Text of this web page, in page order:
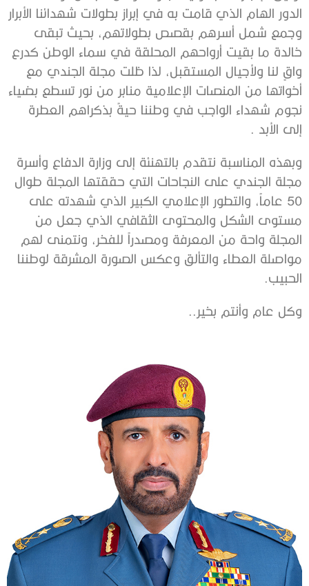
الدور الهام الذي قامت به في إبراز بطولات شهدائنا الأبرار
وجمع شمل أسرهم بقصص بطولاتهم، بحيث تبقى
خالدة ما بقيت أرواحهم المحلقة في سماء الوطن كدرع
واقٍ لنا ولأجيال المستقبل، لذا ظلت مجلة الجندي مع
أخواتها من المنصات الإعلامية منابر من نور تسطع بضياء
نجوم شهداء الواجب في وطننا حيةً بذكراهم العطرة
إلى الأبد .
وبهذه المناسبة نتقدم بالتهنئة إلى وزارة الدفاع وأسرة
مجلة الجندي على النجاحات التي حققتها المجلة طوال
50 عاماً، والتطور الإعلامي الكبير الذي شهدته على
مستوى الشكل والمحتوى الثقافي الذي جعل من
المجلة واحة من المعرفة ومصدراً للفخر، ونتمنى لهم
مواصلة العطاء والتألق وعكس الصورة المشرقة لوطننا
الحبيب.
وكل عام وأنتم بخير..